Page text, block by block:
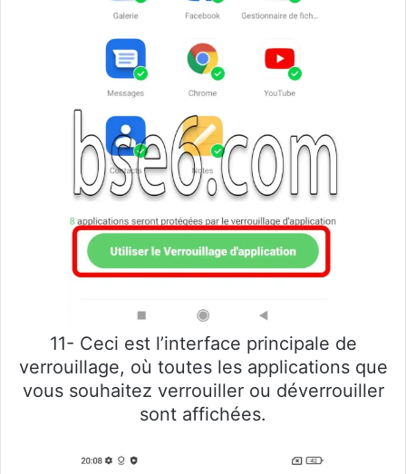
11- Ceci est l’interface principale de
verrouillage, où toutes les applications que
vous souhaitez verrouiller ou déverrouiller
sont affichées.